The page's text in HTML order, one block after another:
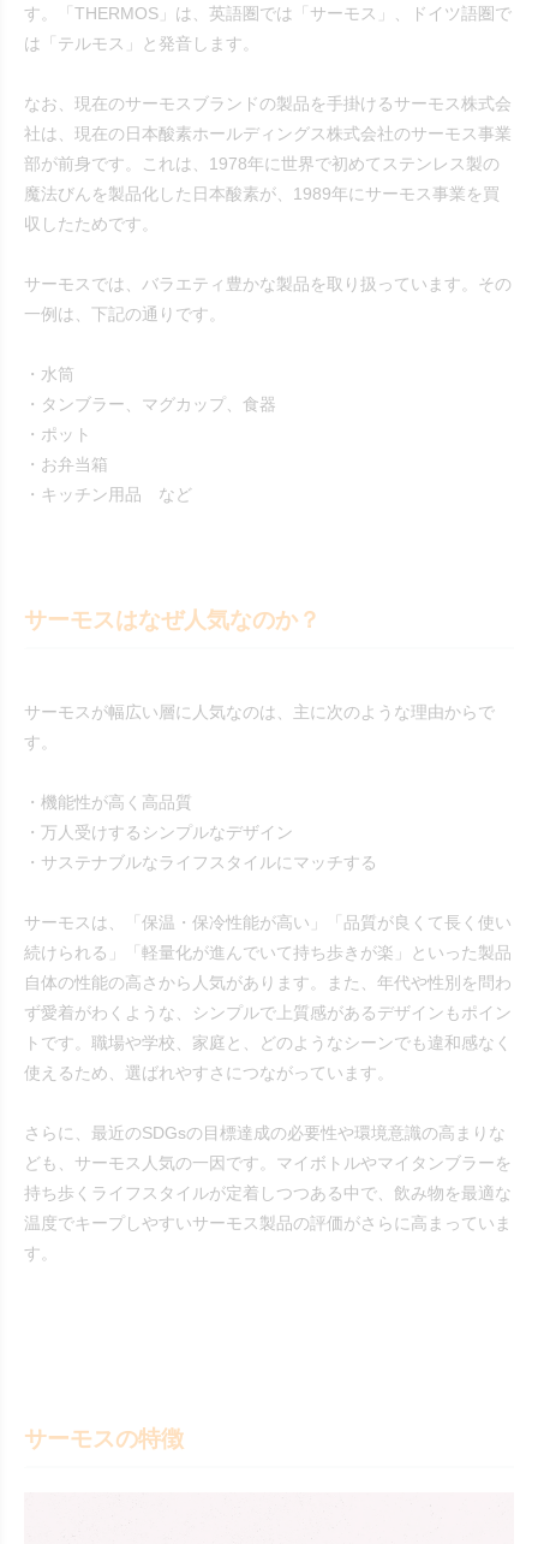
す。「THERMOS」は、英語圏では「サーモス」、ドイツ語圏で
は「テルモス」と発音します。
なお、現在のサーモスブランドの製品を手掛けるサーモス株式会
社は、現在の日本酸素ホールディングス株式会社のサーモス事業
部が前身です。これは、1978年に世界で初めてステンレス製の
魔法びんを製品化した日本酸素が、1989年にサーモス事業を買
収したためです。
サーモスでは、バラエティ豊かな製品を取り扱っています。その
一例は、下記の通りです。
・水筒
・タンブラー、マグカップ、食器
・ポット
・お弁当箱
・キッチン用品 など
サーモスはなぜ人気なのか？
サーモスが幅広い層に人気なのは、主に次のような理由からで
す。
・機能性が高く高品質
・万人受けするシンプルなデザイン
・サステナブルなライフスタイルにマッチする
サーモスは、「保温・保冷性能が高い」「品質が良くて長く使い
続けられる」「軽量化が進んでいて持ち歩きが楽」といった製品
自体の性能の高さから人気があります。また、年代や性別を問わ
ず愛着がわくような、シンプルで上質感があるデザインもポイン
トです。職場や学校、家庭と、どのようなシーンでも違和感なく
使えるため、選ばれやすさにつながっています。
さらに、最近のSDGsの目標達成の必要性や環境意識の高まりな
ども、サーモス人気の一因です。マイボトルやマイタンブラーを
持ち歩くライフスタイルが定着しつつある中で、飲み物を最適な
温度でキープしやすいサーモス製品の評価がさらに高まっていま
す。
サーモスの特徴